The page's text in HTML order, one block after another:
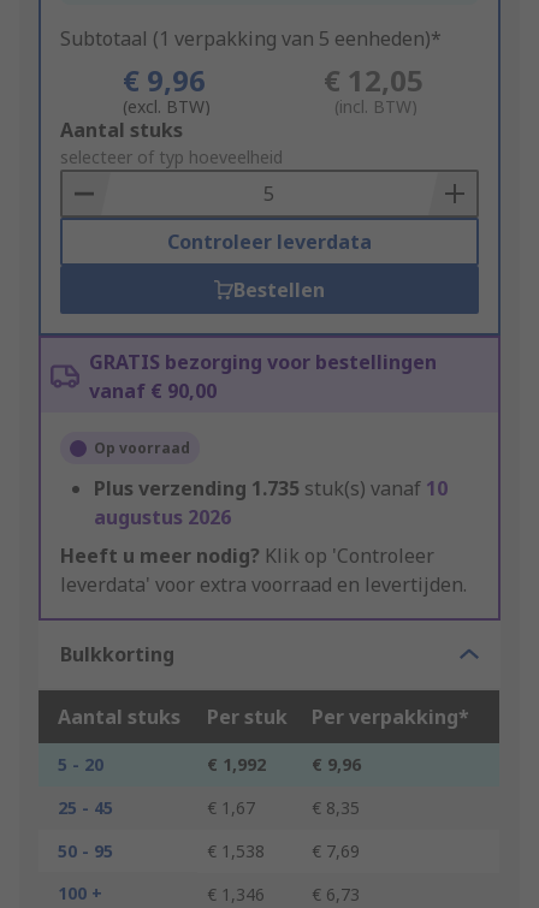
Subtotaal (1 verpakking van 5 eenheden)*
€ 9,96
(excl. BTW)
€ 12,05
(incl. BTW)
Add
to
Basket
Aantal stuks
selecteer of typ hoeveelheid
Controleer leverdata
Bestellen
GRATIS bezorging voor bestellingen
vanaf € 90,00
Op voorraad
Plus verzending 1.735 stuk(s) vanaf 10
augustus 2026
Heeft u meer nodig? Klik op 'Controleer
leverdata' voor extra voorraad en levertijden.
Bulkkorting
Aantal stuks Per stuk Per verpakking*
5 - 20 € 1,992
€ 9,96
25 - 45
€ 1,67
€ 8,35
50 - 95
€ 1,538
€ 7,69
100 +
€ 1,346 € 6,73